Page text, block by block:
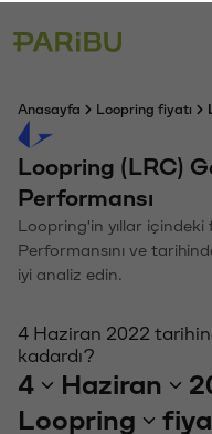
Anasayfa Loopring fiyatı
Loopring (LRC)
Performansı
Loopring'in yıllar içindeki
Performansını ve
iyi analiz edin.
4 Haziran 2022
kadardı?
4 Haziran
Loopring